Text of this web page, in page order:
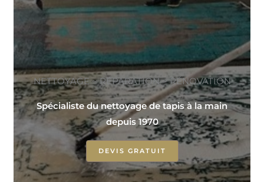
NETTOYAGE ~ RÉPARATION ~ RÉNOVATION
Spécialiste du nettoyage de tapis à la main
depuis 1970
DEVIS GRATUIT